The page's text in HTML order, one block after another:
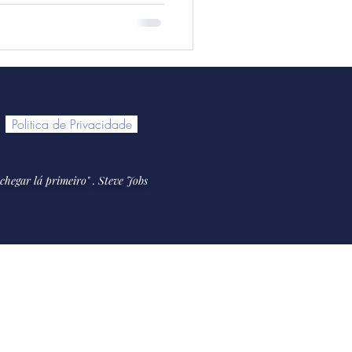
lá primeiro" . Steve Jobs
Politica de Privacidade